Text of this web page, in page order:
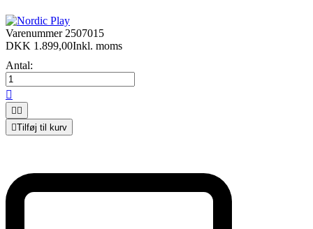
Varenummer 2507015
DKK 1.899,00Inkl. moms
Antal:

 
Tilføj til kurv